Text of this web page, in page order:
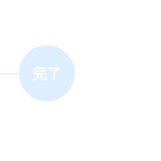
完了